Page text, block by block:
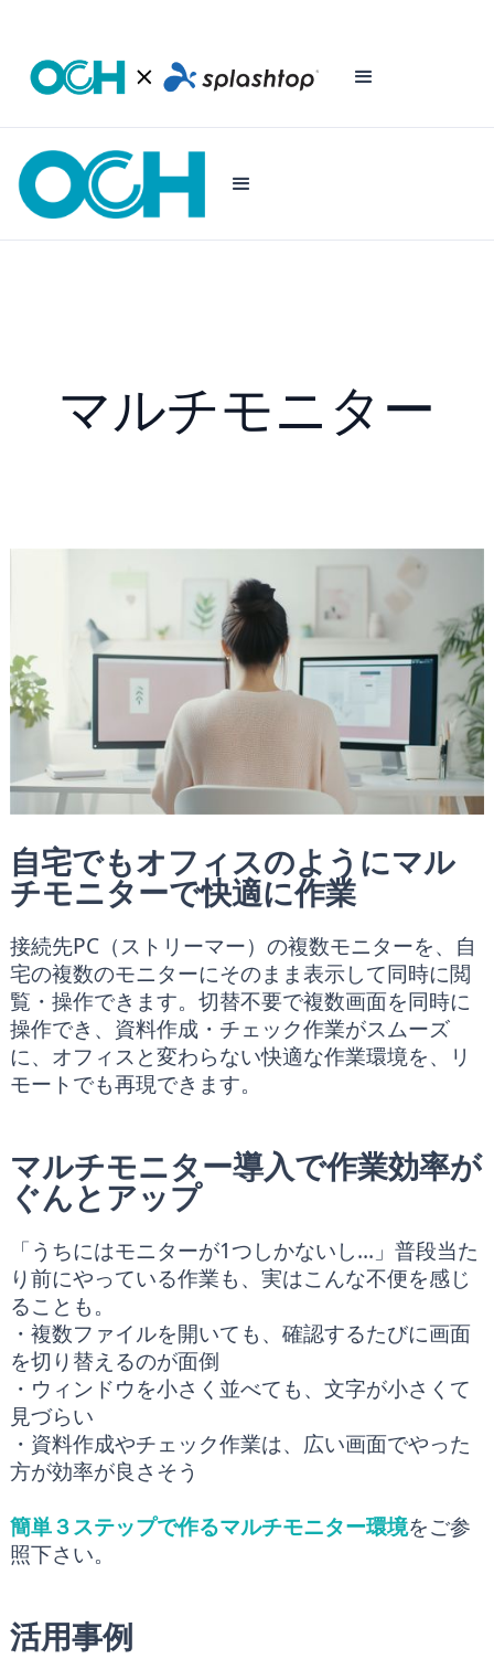
マルチモニター
自宅でもオフィスのようにマル
チモニターで快適に作業
接続先PC（ストリーマー）の複数モニターを、自
宅の複数のモニターにそのまま表示して同時に閲
覧・操作できます。切替不要で複数画面を同時に
操作でき、資料作成・チェック作業がスムーズ
に、オフィスと変わらない快適な作業環境を、リ
モートでも再現できます。
マルチモニター導入で作業効率が
ぐんとアップ
「うちにはモニターが1つしかないし…」普段当た
り前にやっている作業も、実はこんな不便を感じ
ることも。
・複数ファイルを開いても、確認するたびに画面
を切り替えるのが面倒
・ウィンドウを小さく並べても、文字が小さくて
見づらい
・資料作成やチェック作業は、広い画面でやった
方が効率が良さそう
簡単３ステップで作るマルチモニター環境をご参
照下さい。
活用事例